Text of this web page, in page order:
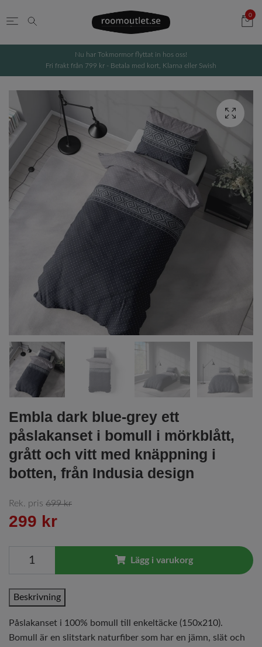
0
Nu har Tokmormor flyttat in hos oss!
Fri frakt från 799 kr - Betala med kort, Klarna eller Swish
Embla dark blue-grey ett
påslakanset i bomull i mörkblått,
grått och vitt med knäppning i
botten, från Indusia design
Rek. pris 699 kr
299 kr
Lägg i varukorg
Beskrivning
Påslakanset i 100% bomull till enkeltäcke (150x210).
Bomull är en slitstark naturfiber som har en jämn, slät och